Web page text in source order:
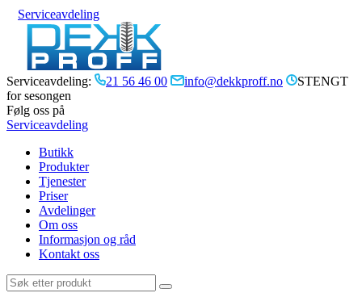
Serviceavdeling
Serviceavdeling: 21 56 46 00 info@dekkproff.no
STENGT
for sesongen
Følg oss på
Serviceavdeling
Butikk
Produkter
Tjenester
Priser
Avdelinger
Om oss
Informasjon og råd
Kontakt oss